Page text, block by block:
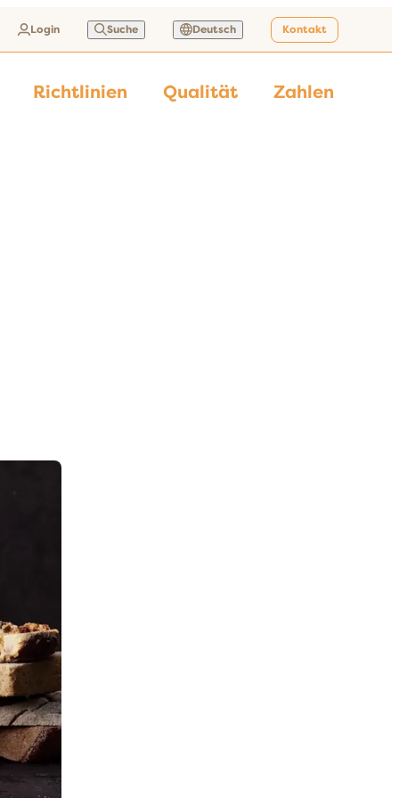
Login Suche Deutsch Kontakt
Richtlinien Qualität Zahlen